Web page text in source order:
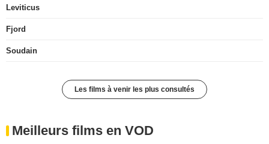
Leviticus
Fjord
Soudain
Les films à venir les plus consultés
Meilleurs films en VOD